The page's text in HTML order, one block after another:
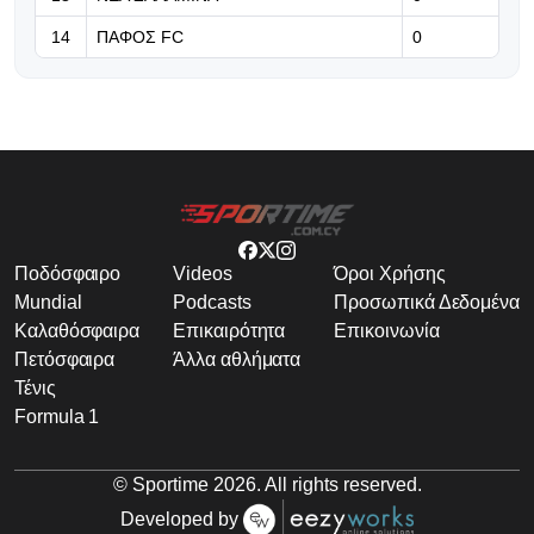
14 ΠΑΦΟΣ FC 0
Ποδόσφαιρο
Mundial
Καλαθόσφαιρα
Πετόσφαιρα
Τένις
Formula 1
Videos
Podcasts
Επικαιρότητα
Άλλα αθλήματα
Όροι Χρήσης
Προσωπικά Δεδομένα
Επικοινωνία
© Sportime 2026. All rights reserved.
Developed by